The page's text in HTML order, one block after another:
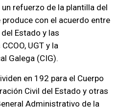
refuerzo de la plantilla del
produce con el acuerdo entre
Estado y las
UGT y la
Galega (CIG).
en 192 para el Cuerpo
Civil del Estado y otras
Administrativo de la